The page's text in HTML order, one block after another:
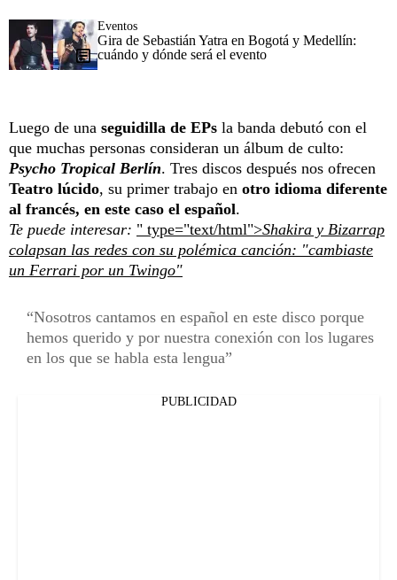
Eventos
Gira de Sebastián Yatra en Bogotá y Medellín:
cuándo y dónde será el evento
Luego de una seguidilla de EPs la banda debutó con el
que muchas personas consideran un álbum de culto:
Psycho Tropical Berlín. Tres discos después nos ofrecen
Teatro lúcido, su primer trabajo en otro idioma diferente
al francés, en este caso el español.
Te puede interesar: " type="text/html">Shakira y Bizarrap
colapsan las redes con su polémica canción: "cambiaste
un Ferrari por un Twingo"
Nosotros cantamos en español en este disco porque
hemos querido y por nuestra conexión con los lugares
en los que se habla esta lengua
PUBLICIDAD